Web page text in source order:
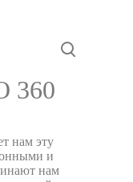
360
нам эту
и
нам